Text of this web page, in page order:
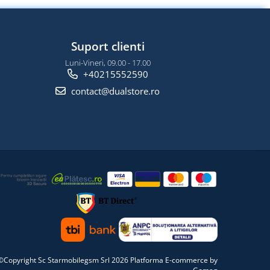
Suport clienti
Luni-Vineri, 09.00 - 17.00
+40215552590
contact@dualstore.ro
Sc Starmobilegsm Srl 2026 Platforma E-commerce by